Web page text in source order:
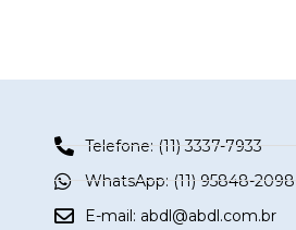
Telefone: (11) 3337-7933
WhatsApp: (11) 95848-2098
E-mail: abdl@abdl.com.br